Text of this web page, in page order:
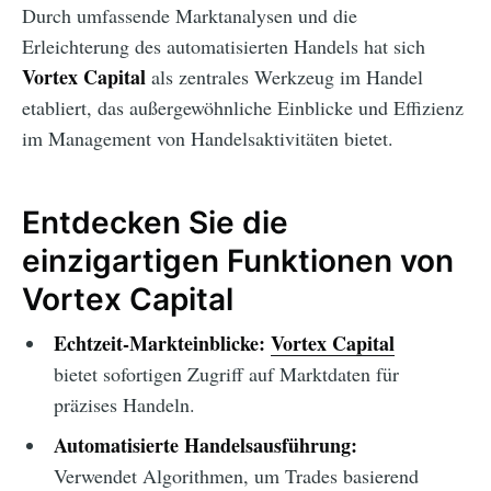
Durch umfassende Marktanalysen und die
Erleichterung des automatisierten Handels hat sich
Vortex Capital als zentrales Werkzeug im Handel
etabliert, das außergewöhnliche Einblicke und Effizienz
im Management von Handelsaktivitäten bietet.
Entdecken Sie die
einzigartigen Funktionen von
Vortex Capital
Echtzeit-Markteinblicke: Vortex Capital
bietet sofortigen Zugriff auf Marktdaten für
präzises Handeln.
Automatisierte Handelsausführung:
Verwendet Algorithmen, um Trades basierend